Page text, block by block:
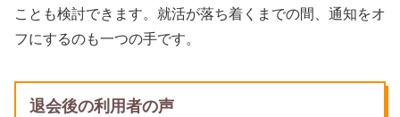
ことも検討できます。就活が落ち着くまでの間、通知をオ
フにするのも一つの手です。
退会後の利用者の声